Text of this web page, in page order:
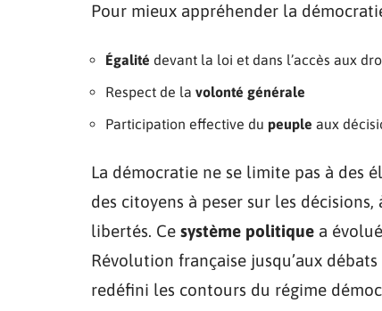
Pour mieux appréhender la
Égalité devant la loi et dans l’accès aux
Respect de la volonté générale
Participation effective du peuple aux
La démocratie ne se limite pas à des
des citoyens à peser sur les
libertés. Ce système politique a
Révolution française jusqu’aux
redéfini les contours du régime